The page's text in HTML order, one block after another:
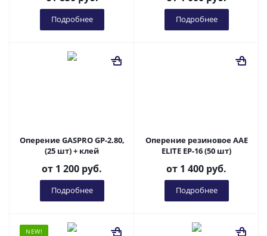
Подробнее Подробнее
Оперение GASPRO GP-2.80,
(25 шт) + клей
от 1 200 руб.
Подробнее
Оперение резиновое AAE
ELITE EP-16 (50 шт)
от 1 400 руб.
Подробнее
NEW!